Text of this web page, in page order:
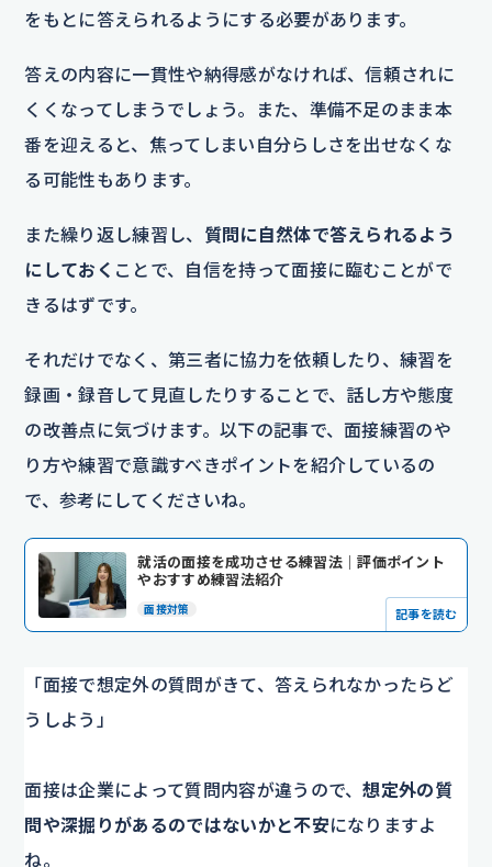
をもとに答えられるようにする必要があります。
答えの内容に一貫性や納得感がなければ、信頼されに
くくなってしまうでしょう。また、準備不足のまま本
番を迎えると、焦ってしまい自分らしさを出せなくな
る可能性もあります。
また繰り返し練習し、 質問に自然体で答えられるよう
にしておく ことで、自信を持って面接に臨むことがで
きるはずです。
それだけでなく、第三者に協力を依頼したり、練習を
録画・録音して見直したりすることで、話し方や態度
の改善点に気づけます。以下の記事で、面接練習のや
り方や練習で意識すべきポイントを紹介しているの
で、参考にしてくださいね。
就活の面接を成功させる練習法｜評価ポイント
やおすすめ練習法紹介
面接対策 記事を読む
「面接で想定外の質問がきて、答えられなかったらど
うしよう」
面接は企業によって質問内容が違うので、想定外の質
問や深掘りがあるのではないかと不安になりますよ
ね。